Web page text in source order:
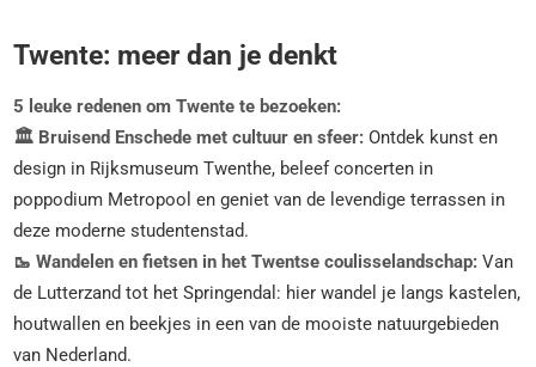
Twente: meer dan je denkt
5 leuke redenen om Twente te bezoeken:
🏛️ Bruisend Enschede met cultuur en sfeer:Ontdek kunst en
design in Rijksmuseum Twenthe, beleef concerten in
poppodium Metropool en geniet van de levendige terrassen in
deze moderne studentenstad.
🥾 Wandelen en fietsen in het Twentse coulisselandschap:Van
de Lutterzand tot het Springendal: hier wandel je langs kastelen,
houtwallen en beekjes in een van de mooiste natuurgebieden
van Nederland.